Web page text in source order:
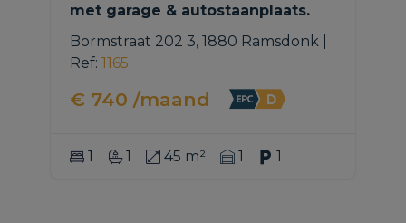
met garage & autostaanplaats.
Bormstraat 202 3, 1880 Ramsdonk
Ref: 1165
€ 740 /maand
1 1 45 m² 1 1